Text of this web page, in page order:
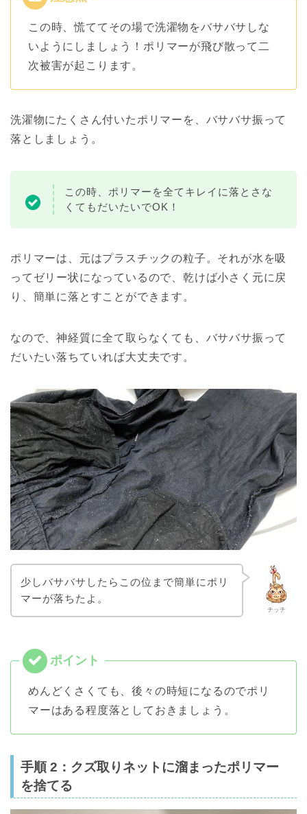
この時、慌ててその場で洗濯物をバサバサしな
いようにしましょう！ポリマーが飛び散って二
次被害が起こります。
洗濯物にたくさん付いたポリマーを、バサバサ振って
落としましょう。
この時、ポリマーを全てキレイに落とさな
くてもだいたいでOK！
ポリマーは、元はプラスチックの粒子。それが水を吸
ってゼリー状になっているので、乾けば小さく元に戻
り、簡単に落とすことができます。
なので、神経質に全て取らなくても、バサバサ振って
だいたい落ちていれば大丈夫です。
チッチ
少しバサバサしたらこの位まで簡単にポリ
マーが落ちたよ。
めんどくさくても、後々の時短になるのでポリ
マーはある程度落としておきましょう。
手順 2：クズ取りネットに溜まったポリマー
を捨てる